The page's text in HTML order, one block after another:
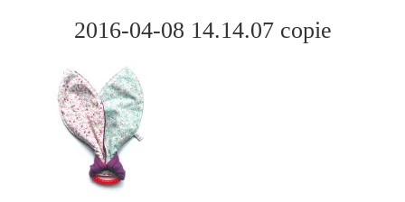
2016-04-08 14.14.07 copie